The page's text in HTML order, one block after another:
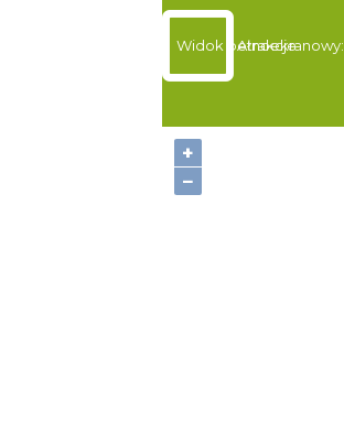
+
−
Widok pełnoekranowy:
Atrakcje